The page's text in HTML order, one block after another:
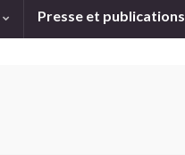
Presse et publications